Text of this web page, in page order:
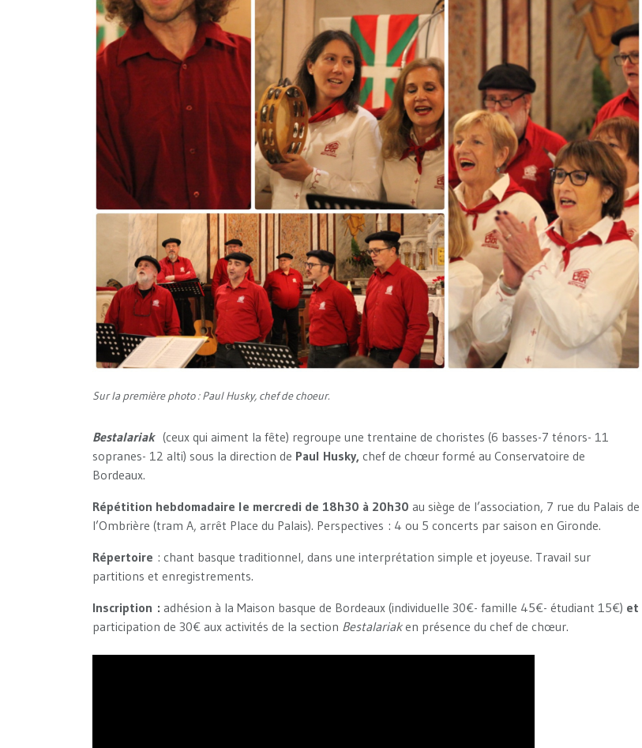
Sur la première photo : Paul Husky, chef de choeur.
Bestalariak (ceux qui aiment la fête) regroupe une trentaine de choristes (6 basses-7 ténors- 11
sopranes- 12 alti) sous la direction de Paul Husky, chef de chœur formé au Conservatoire de
Bordeaux.
Répétition hebdomadaire le mercredi de 18h30 à 20h30 au siège de l’association, 7 rue du Palais de
l’Ombrière (tram A, arrêt Place du Palais). Perspectives : 4 ou 5 concerts par saison en Gironde.
Répertoire : chant basque traditionnel, dans une interprétation simple et joyeuse. Travail sur
partitions et enregistrements.
Inscription : adhésion à la Maison basque de Bordeaux (individuelle 30€- famille 45€- étudiant 15€) et
participation de 30€ aux activités de la section Bestalariak en présence du chef de chœur.